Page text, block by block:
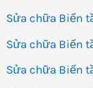
Sửa chữa Biến
Sửa chữa Biến
Sửa chữa Biến